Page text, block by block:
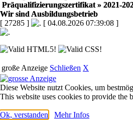
Präqualifizierungszertifikat » 2021-
Wir sind Ausbildungsbetrieb
[ 27285 ]
[ 04.08.2026 07:39:08 ]
große Anzeige Schließen X
Diese Website nutzt Cookies, um
This website uses cookies to provide the
Ok, verstanden Mehr Infos